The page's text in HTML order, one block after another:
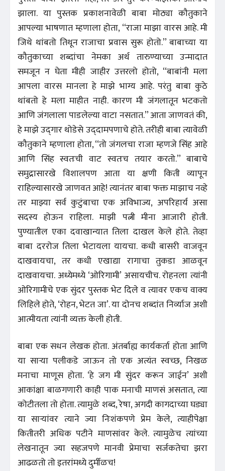
झाला. या पुस्तक प्रकाशनावेळी बाबा मोठ्या कौतुकाने
आपल्या भाषणात म्हणाला होता, ‘‘राजा माझा वारस आहे. मी
जिथे थांबतो तिथून राजाचा प्रवास सुरू होतो.’’ बाबाच्या या
कौतुकाच्या शब्दांचा नेमका अर्थ तारुण्याच्या उन्मादात
समजून न घेता मीही जाहीर उत्तरलो होतो, ‘‘बाबांनी मला
आपला वारस मानला हे माझे भाग्य आहे. परंतु बाबा कुठे
थांबतो हे मला माहीत नाही. कारण मी जंगलातून भटकतो
आणि जंगलाला पाडलेल्या वाटा नसतात.’’ आता जाणवतं की,
हे माझे उद्‌गार थोडेसे उद्‌दामपणाचे होते. तरीही बाबा त्यावेळी
कौतुकाने म्हणाला होता, ‘‘तो जंगलचा राजा म्हणजे सिंह आहे
आणि सिंह स्वतःची वाट स्वतःच तयार करतो.’’ बाबाचे
समुद्रासारखे विशालपण आता या क्षणी किती व्यापून
राहिल्यासारखे जाणवत आहे! त्यानंतर बाबा फक्त माझाच नव्हे
तर माझ्या सर्व कुटुंबाचा एक अविभाज्य, अपरिहार्य असा
सदस्य होऊन राहिला. माझी पत्नी मीना आजारी होती.
पुण्यातील एका दवाखान्यात तिला दाखल केले होते. तेव्हा
बाबा दररोज तिला भेटायला यायचा. कधी बासरी वाजवून
दाखवायचा, तर कधी एखाद्या रागाचा तुकडा आळवून
दाखवायचा. अध्येमध्ये ‘ओरिगामी’ असायचीच. रोहनला त्यांनी
ओरिगामीचे एक सुंदर पुस्तक भेट दिले व त्यावर एकच वाक्य
लिहिले होते, ‘रोहन, भेटत जा’. या दोनच शब्दांत निर्व्याज अशी
आत्मीयता त्यांनी व्यक्त केली होती.
बाबा एक सधन लेखक होता. अंतर्बाह्य कार्यकर्ता होता आणि
या साऱ्या पलीकडे जाऊन तो एक अत्यंत स्वच्छ, निखळ
मनाचा माणूस होता. ‘हे जग मी सुंदर करून जाईन’ अशी
आकांक्षा बाळगणारी काही पाक मनाची माणसं असतात, त्या
कोटीतला तो होता. त्यामुळे शब्द, रेषा, अगदी कागदाच्या घड्या
या साऱ्यांवर त्याने ज्या निःशंकपणे प्रेम केले, त्याहीपेक्षा
कितीतरी अधिक पटीने माणसांवर केले. त्यामुळेच त्यांच्या
लेखनातून ज्या सहजपणे मानवी प्रेमाचा सर्जकतेचा झरा
आढळतो तो इतरांमध्ये दुर्मीळच!